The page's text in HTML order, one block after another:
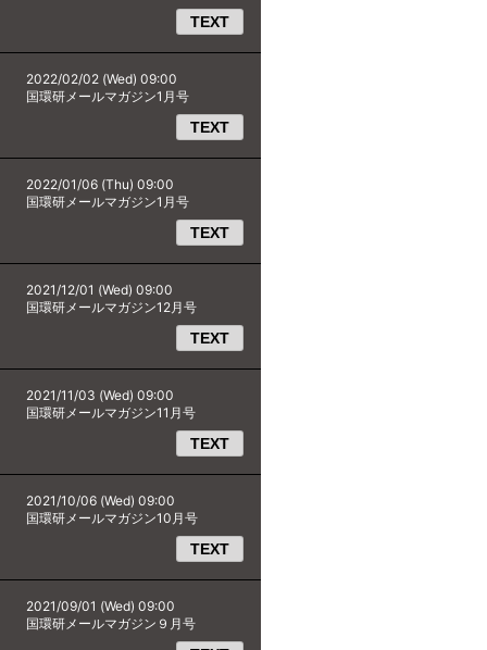
TEXT
2022/02/02 (Wed) 09:00
国環研メールマガジン1月号
TEXT
2022/01/06 (Thu) 09:00
国環研メールマガジン1月号
TEXT
2021/12/01 (Wed) 09:00
国環研メールマガジン12月号
TEXT
2021/11/03 (Wed) 09:00
国環研メールマガジン11月号
TEXT
2021/10/06 (Wed) 09:00
国環研メールマガジン10月号
TEXT
2021/09/01 (Wed) 09:00
国環研メールマガジン９月号